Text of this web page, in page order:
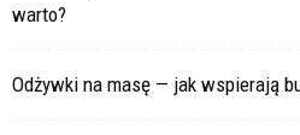
warto?
Odżywki na masę — jak wspierają